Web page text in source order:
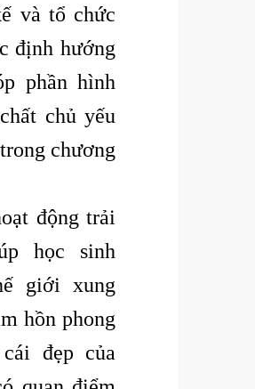
và tổ chức
định hướng
phần hình
chủ yếu
chương
động trải
học sinh
giới xung
hồn phong
đẹp của